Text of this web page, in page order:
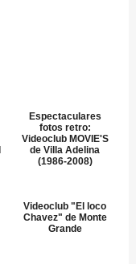
Espectaculares
fotos retro:
Videoclub MOVIE'S
de Villa Adelina
(1986-2008)
Videoclub "El loco
Chavez" de Monte
Grande